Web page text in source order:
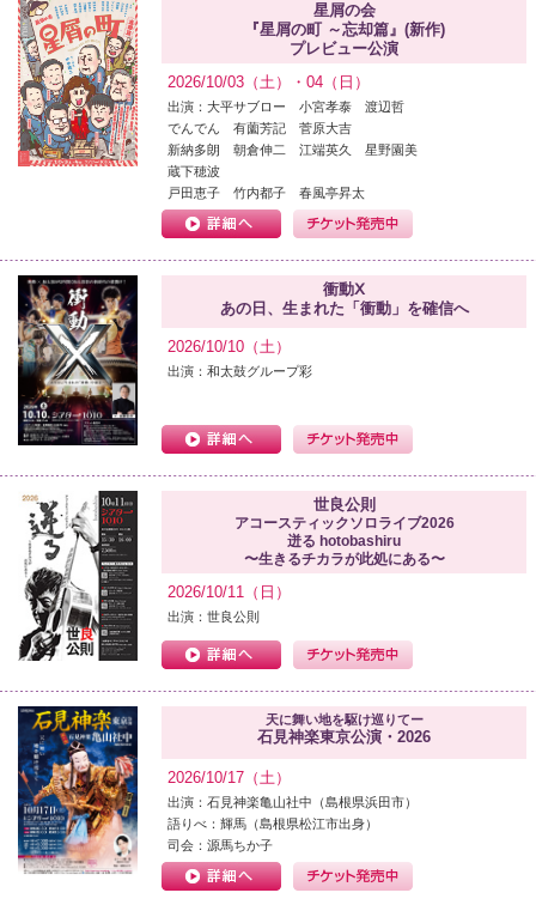
星屑の会
『星屑の町 ～忘却篇』(新作)
プレビュー公演
2026/10/03（土）・04（日）
出演：大平サブロー 小宮孝泰 渡辺哲
でんでん 有薗芳記 菅原大吉
新納多朗 朝倉伸二 江端英久 星野園美
蔵下穂波
戸田恵子 竹内都子 春風亭昇太
衝動Ⅹ
あの日、生まれた「衝動」を確信へ
2026/10/10（土）
出演：和太鼓グループ彩
世良公則
アコースティックソロライブ2026
迸る hotobashiru
〜生きるチカラが此処にある〜
2026/10/11（日）
出演：世良公則
天に舞い地を駆け巡りてー
石見神楽東京公演・2026
2026/10/17（土）
出演：石見神楽亀山社中（島根県浜田市）
語りべ：輝馬（島根県松江市出身）
司会：源馬ちか子